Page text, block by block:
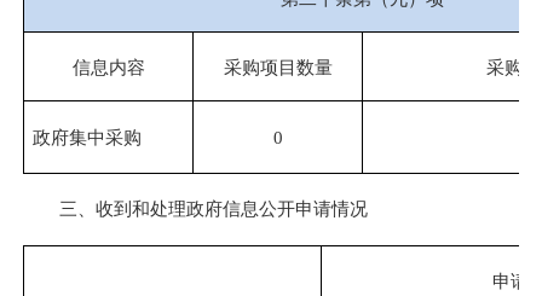
信息内容 采购项目数量 采购
政府集中采购 0
三、收到和处理政府信息公开申请情况
申请